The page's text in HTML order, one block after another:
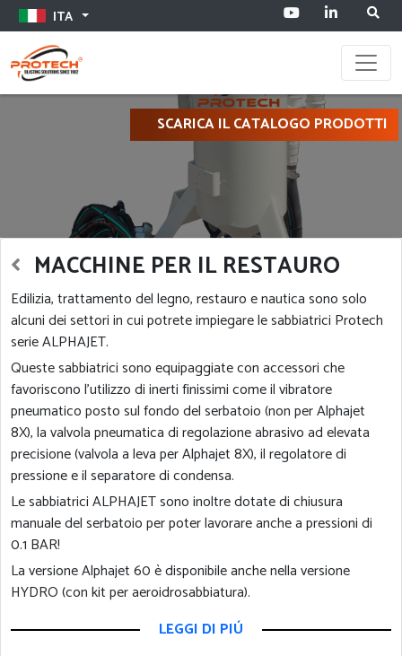
ITA
SCARICA IL CATALOGO PRODOTTI
MACCHINE PER IL RESTAURO
Edilizia, trattamento del legno, restauro e nautica sono solo
alcuni dei settori in cui potrete impiegare le sabbiatrici Protech
serie ALPHAJET.
Queste sabbiatrici sono equipaggiate con accessori che
favoriscono l’utilizzo di inerti finissimi come il vibratore
pneumatico posto sul fondo del serbatoio (non per Alphajet
8X), la valvola pneumatica di regolazione abrasivo ad elevata
precisione (valvola a leva per Alphajet 8X), il regolatore di
pressione e il separatore di condensa.
Le sabbiatrici ALPHAJET sono inoltre dotate di chiusura
manuale del serbatoio per poter lavorare anche a pressioni di
0.1 BAR!
La versione Alphajet 60 è disponibile anche nella versione
HYDRO (con kit per aeroidrosabbiatura).
LEGGI DI PIÚ